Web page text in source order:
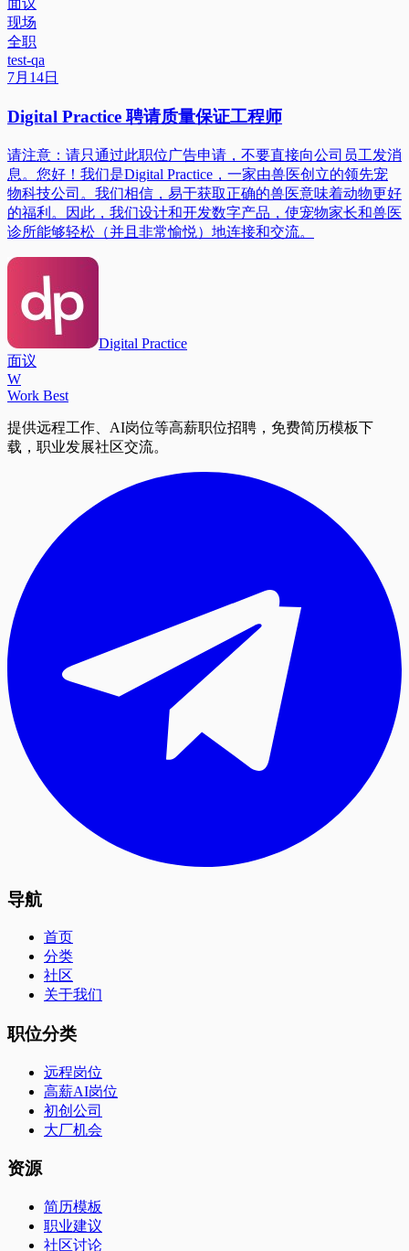
面议
现场
全职
test-qa
7月14日
Digital Practice 聘请质量保证工程师
请注意：请只通过此职位广告申请，不要直接向公司员工发消
息。您好！我们是Digital Practice，一家由兽医创立的领先宠
物科技公司。我们相信，易于获取正确的兽医意味着动物更好
的福利。因此，我们设计和开发数字产品，使宠物家长和兽医
诊所能够轻松（并且非常愉悦）地连接和交流。
Digital Practice
面议
W
Work Best
提供远程工作、AI岗位等高薪职位招聘，免费简历模板下
载，职业发展社区交流。
导航
首页
分类
社区
关于我们
职位分类
远程岗位
高薪AI岗位
初创公司
大厂机会
资源
简历模板
职业建议
社区讨论